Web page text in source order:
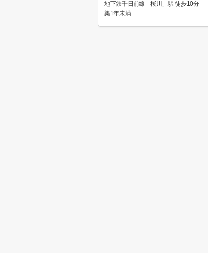
地下鉄千日前線「桜川」駅 徒歩10分
築1年未満